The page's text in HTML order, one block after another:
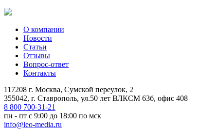
О компании
Новости
Статьи
Отзывы
Вопрос-ответ
Контакты
117208 г. Москва, Сумской переулок, 2
355042, г. Ставрополь, ул.50 лет ВЛКСМ 63б, офис 408
8 800 700-31-21
пн - пт с 9:00 до 18:00 по мск
info@leo-media.ru